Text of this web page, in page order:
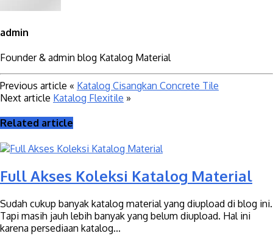
admin
Founder & admin blog Katalog Material
Previous article « Katalog Cisangkan Concrete Tile
Next article Katalog Flexitile »
Related article
Full Akses Koleksi Katalog Material
Sudah cukup banyak katalog material yang diupload di blog ini.
Tapi masih jauh lebih banyak yang belum diupload. Hal ini
karena persediaan katalog...